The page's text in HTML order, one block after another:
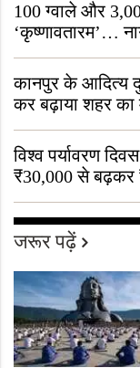
100 ग्वाले और
‘कृष्णावतारम’…
“ऐसा तो सिर्फ़
कानपुर के आदित्य
कर बढ़ाया शहर का
विश्व पर्यावरण
₹30,000 से बढ़कर
जरूर पढ़ें